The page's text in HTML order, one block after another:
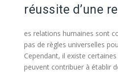
réussite d’une
es relations humaines sont
pas de règles universelles
Cependant, il existe
peuvent contribuer à établir